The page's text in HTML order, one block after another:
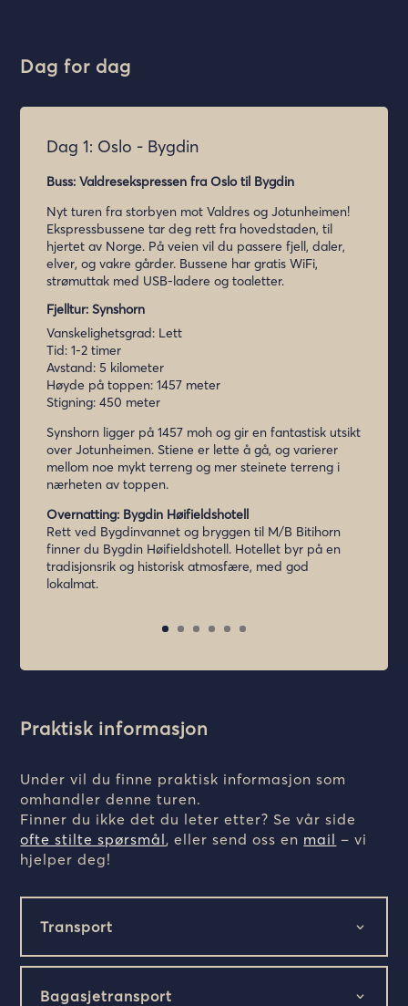
Dag for dag
Dag 1: Oslo - Bygdin
Buss: Valdresekspressen fra Oslo til Bygdin
Nyt turen fra storbyen mot Valdres og Jotunheimen!
Ekspressbussene tar deg rett fra hovedstaden, til
hjertet av Norge. På veien vil du passere fjell, daler,
elver, og vakre gårder. Bussene har gratis WiFi,
strømuttak med USB-ladere og toaletter.
Fjelltur: Synshorn
Vanskelighetsgrad: Lett
Tid: 1-2 timer
Avstand: 5 kilometer
Høyde på toppen: 1457 meter
Stigning: 450 meter
Synshorn ligger på 1457 moh og gir en fantastisk utsikt
over Jotunheimen. Stiene er lette å gå, og varierer
mellom noe mykt terreng og mer steinete terreng i
nærheten av toppen.
Overnatting: Bygdin Høifieldshotell
Rett ved Bygdinvannet og bryggen til M/B Bitihorn
finner du Bygdin Høifieldshotell. Hotellet byr på en
tradisjonsrik og historisk atmosfære, med god
lokalmat.
Praktisk informasjon
Under vil du finne praktisk informasjon som
omhandler denne turen.
Finner du ikke det du leter etter? Se vår side
ofte stilte spørsmål, eller send oss en mail – vi
hjelper deg!
Transport
Bagasjetransport